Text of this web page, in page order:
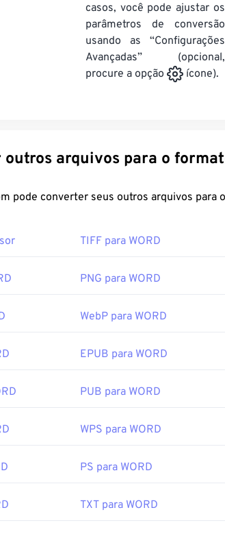
casos, você pode ajustar os
parâmetros de conversão
usando as “Configurações
Avançadas” (opcional,
procure a opção
ícone).
TIFF para WORD
PNG para WORD
WebP para WORD
EPUB para WORD
PUB para WORD
WPS para WORD
PS para WORD
TXT para WORD